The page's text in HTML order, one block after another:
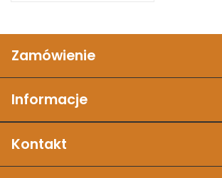
Zamówienie
Informacje
Kontakt